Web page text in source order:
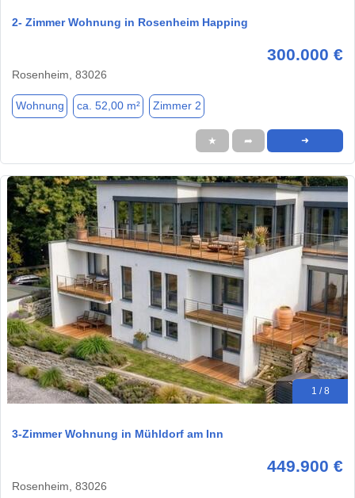
2- Zimmer Wohnung in Rosenheim Happing
300.000 €
Rosenheim, 83026
Wohnung ca. 52,00 m² Zimmer 2
★ ➦ ➜
1 / 8
3-Zimmer Wohnung in Mühldorf am Inn
449.900 €
Rosenheim, 83026